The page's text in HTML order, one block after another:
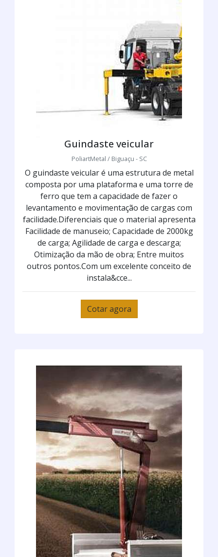
Guindaste veicular
PoliartMetal / Biguaçu - SC
O guindaste veicular é uma estrutura de metal
composta por uma plataforma e uma torre de
ferro que tem a capacidade de fazer o
levantamento e movimentação de cargas com
facilidade.Diferenciais que o material apresenta
Facilidade de manuseio; Capacidade de 2000kg
de carga; Agilidade de carga e descarga;
Otimização da mão de obra; Entre muitos
outros pontos.Com um excelente conceito de
instala&cce...
Cotar agora